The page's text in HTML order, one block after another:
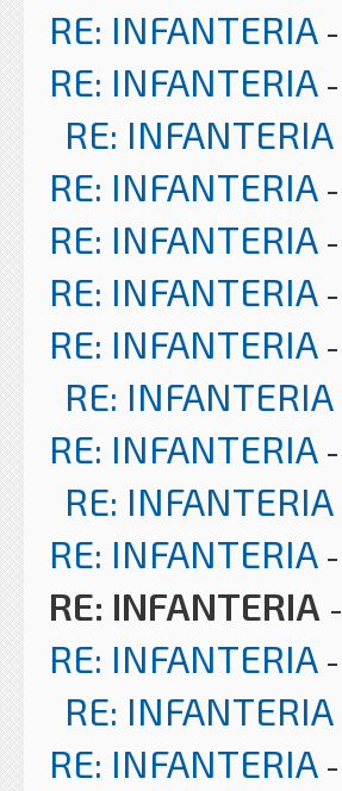
RE: INFANTERIA -
RE: INFANTERIA -
RE: INFANTERIA
RE: INFANTERIA -
RE: INFANTERIA -
RE: INFANTERIA -
RE: INFANTERIA -
RE: INFANTERIA
RE: INFANTERIA -
RE: INFANTERIA
RE: INFANTERIA -
RE: INFANTERIA -
RE: INFANTERIA -
RE: INFANTERIA
RE: INFANTERIA -